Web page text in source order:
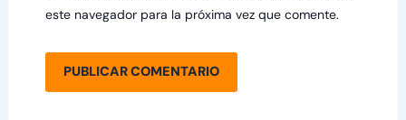
este navegador para la próxima vez que comente.